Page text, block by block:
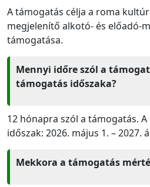
A támogatás célja a roma
megjelenítő alkotó- és előadó-
támogatása.
Mennyi időre szól a
támogatás időszaka?
12 hónapra szól a támogatás.
időszak: 2026. május 1. – 2027.
Mekkora a támogatás